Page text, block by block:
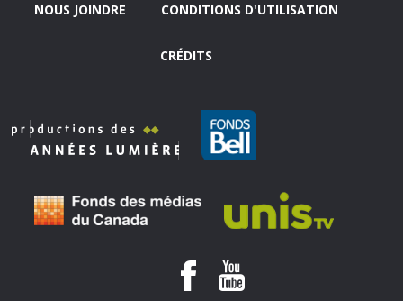
NOUS JOINDRE CONDITIONS D'UTILISATION
CRÉDITS